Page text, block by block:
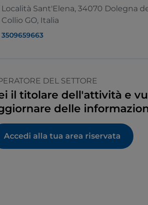
Località Sant'Elena, 34070 Dolegna
Collio GO, Italia
3509659663
DEL SETTORE
il titolare dell'attività e
delle
Accedi alla tua area riservata